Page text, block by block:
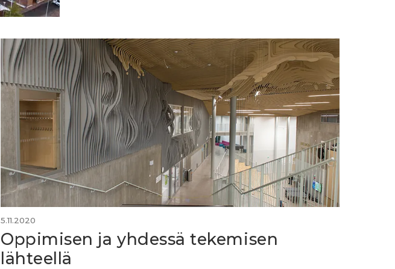
5.11.2020
Oppimisen ja yhdessä tekemisen
lähteellä